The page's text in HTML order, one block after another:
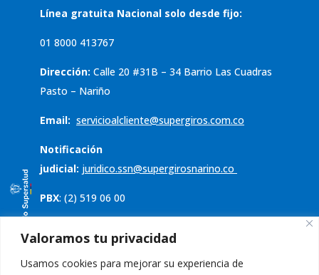
Valoramos tu privacidad
Usamos cookies para mejorar su experiencia de
Línea gratuita Nacional solo desde fijo:
01 8000 413767
Dirección: Calle 20 #31B – 34 Barrio Las Cuadras
Pasto – Nariño
Email: servicioalcliente@supergiros.com.co
Notificación
judicial: juridico.ssn@supergirosnarino.co
PBX: (2) 519 06 00
Servicio al cliente
Política de tratamiento de datos